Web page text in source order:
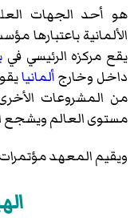
هو أحد الجهات
الألمانيةباعتبارها
يقع مركزه الرئيسي في
داخل وخارجألمانيا
من المشروعات
مستوى العالم ويشجع
ويقيم المعهد